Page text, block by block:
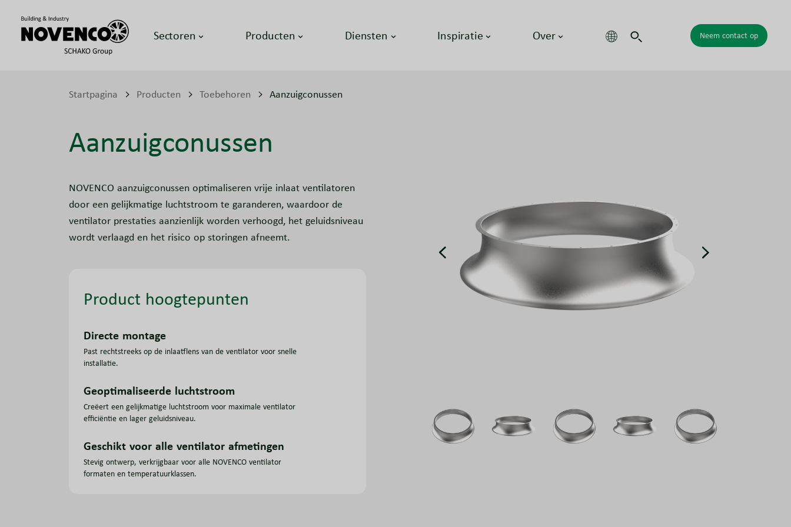
Sectoren Producten Diensten Inspiratie Over Neem contact op
Startpagina Producten Toebehoren Aanzuigconussen
Aanzuigconussen
NOVENCO aanzuigconussen optimaliseren vrije inlaat ventilatoren
door een gelijkmatige luchtstroom te garanderen, waardoor de
ventilator prestaties aanzienlijk worden verhoogd, het geluidsniveau
wordt verlaagd en het risico op storingen afneemt.
Product hoogtepunten
Directe montage
Past rechtstreeks op de inlaatflens van de ventilator voor snelle
installatie.
Geoptimaliseerde luchtstroom
Creëert een gelijkmatige luchtstroom voor maximale ventilator
efficiëntie en lager geluidsniveau.
Geschikt voor alle ventilator afmetingen
Stevig ontwerp, verkrijgbaar voor alle NOVENCO ventilator
formaten en temperatuurklassen.